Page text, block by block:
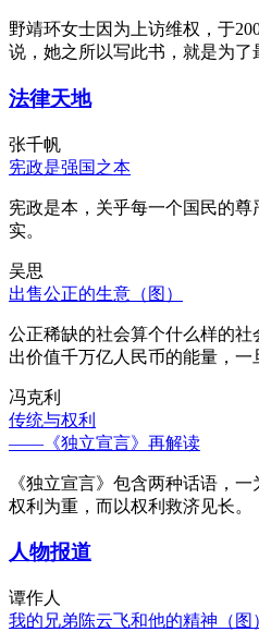
野靖环女士因为上访维权，于
说，她之所以写此书，就是为了
法律天地
张千帆
宪政是强国之本
宪政是本，关乎每一个国民的
实。
吴思
出售公正的生意（图）
公正稀缺的社会算个什么样的
出价值千万亿人民币的能量，一
冯克利
传统与权利
——《独立宣言》再解读
《独立宣言》包含两种话语，
权利为重，而以权利救济见长。
人物报道
谭作人
我的兄弟陈云飞和他的精神（图